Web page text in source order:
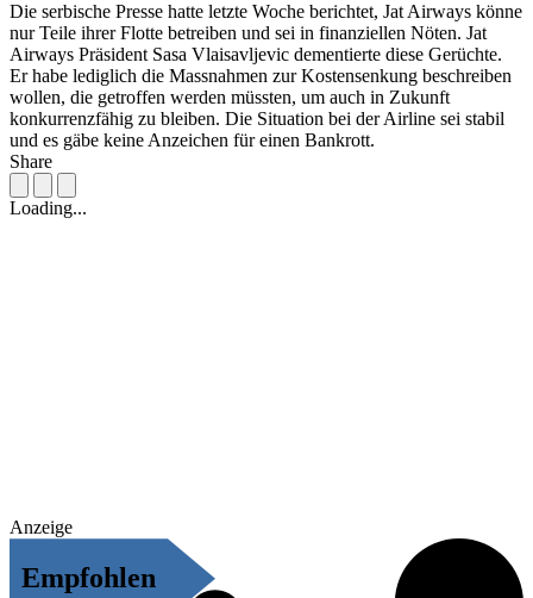
Die serbische Presse hatte letzte Woche berichtet, Jat Airways könne
nur Teile ihrer Flotte betreiben und sei in finanziellen Nöten. Jat
Airways Präsident Sasa Vlaisavljevic dementierte diese Gerüchte.
Er habe lediglich die Massnahmen zur Kostensenkung beschreiben
wollen, die getroffen werden müssten, um auch in Zukunft
konkurrenzfähig zu bleiben. Die Situation bei der Airline sei stabil
und es gäbe keine Anzeichen für einen Bankrott.
Share
Loading...
Anzeige
Empfohlen